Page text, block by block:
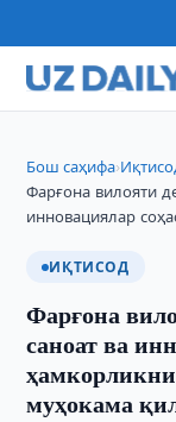
Бош саҳифа›
Фарғона вилояти
инновациялар
ИҚТИСОД
Фарғона
саноат ва
муҳокама